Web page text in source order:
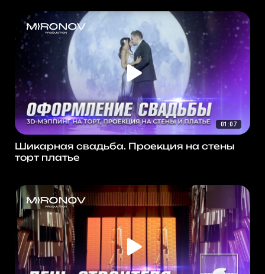
01:07
Шикарная свадьба. Проекция на стены
торт платье